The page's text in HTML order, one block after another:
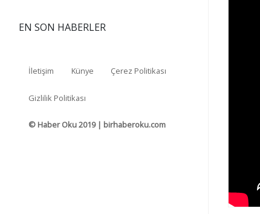
EN SON HABERLER
İletişim Künye Çerez Politikası
Gizlilik Politikası
© Haber Oku 2019 | birhaberoku.com